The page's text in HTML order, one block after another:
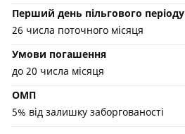
Перший день пільгового періоду
26 числа поточного місяця
Умови погашення
до 20 числа місяця
ОМП
5% від залишку заборгованості